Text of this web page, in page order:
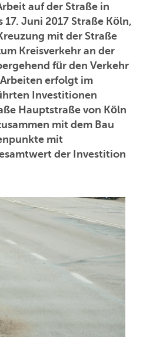
auf der Straße in
17. Juni 2017 Straße Köln,
mit der Straße
Kreisverkehr an der
für den Verkehr
erfolgt im
Investitionen
Hauptstraße von Köln
mit dem Bau
mit
der Investition